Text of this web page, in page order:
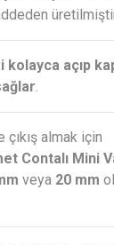
açıp
.
çıkış almak için
Contalı Mini
veya 20 mm